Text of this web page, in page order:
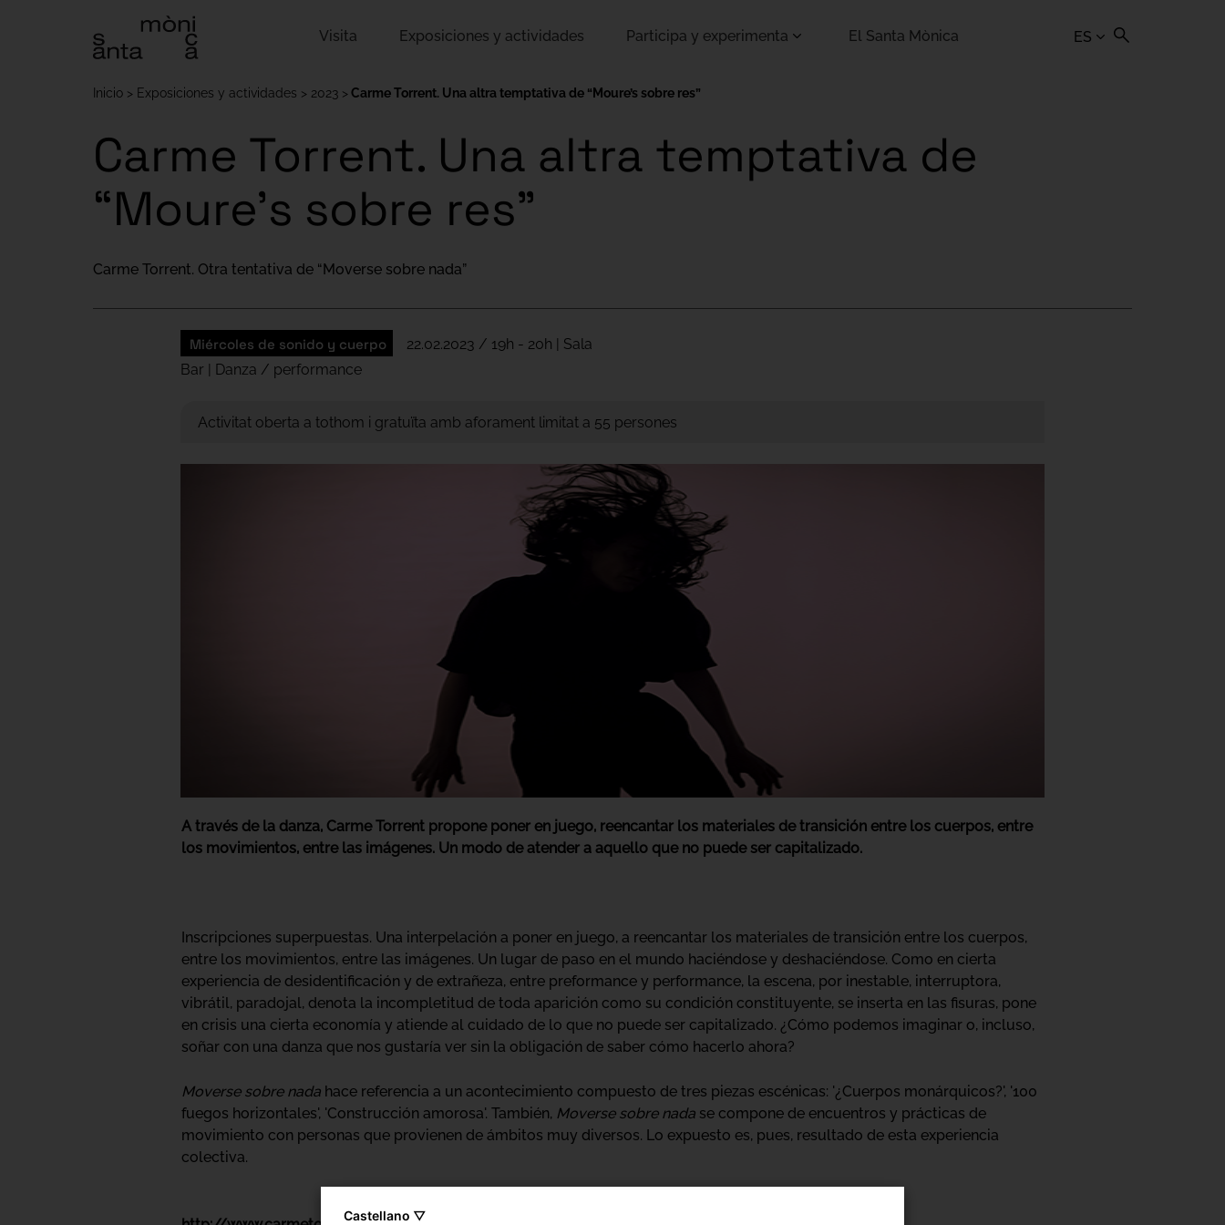
ES
Visita Exposiciones y actividades Participa y experimenta El Santa Mònica
Inicio Exposiciones y actividades 2023 Carme Torrent. Una altra temptativa de “Moure’s sobre res”
Carme Torrent. Una altra temptativa de
“Moure’s sobre res”
Carme Torrent. Otra tentativa de “Moverse sobre nada”
Miércoles de sonido y cuerpo
22.02.2023 / 19h - 20h | Sala
Bar | Danza / performance
Activitat oberta a tothom i gratuïta amb aforament limitat a 55 persones
A través de la danza, Carme Torrent propone poner en juego, reencantar los materiales de transición entre los cuerpos, entre
los movimientos, entre las imágenes. Un modo de atender a aquello que no puede ser capitalizado.
Inscripciones superpuestas. Una interpelación a poner en juego, a reencantar los materiales de transición entre los cuerpos,
entre los movimientos, entre las imágenes. Un lugar de paso en el mundo haciéndose y deshaciéndose. Como en cierta
experiencia de desidentificación y de extrañeza, entre preformance y performance, la escena, por inestable, interruptora,
vibrátil, paradojal, denota la incompletitud de toda aparición como su condición constituyente, se inserta en las fisuras, pone
en crisis una cierta economía y atiende al cuidado de lo que no puede ser capitalizado. ¿Cómo podemos imaginar o, incluso,
soñar con una danza que nos gustaría ver sin la obligación de saber cómo hacerlo ahora?
Moverse sobre nada hace referencia a un acontecimiento compuesto de tres piezas escénicas: '¿Cuerpos monárquicos?', '100
fuegos horizontales', 'Construcción amorosa'. También, Moverse sobre nada se compone de encuentros y prácticas de
movimiento con personas que provienen de ámbitos muy diversos. Lo expuesto es, pues, resultado de esta experiencia
colectiva.
Castellano ▽